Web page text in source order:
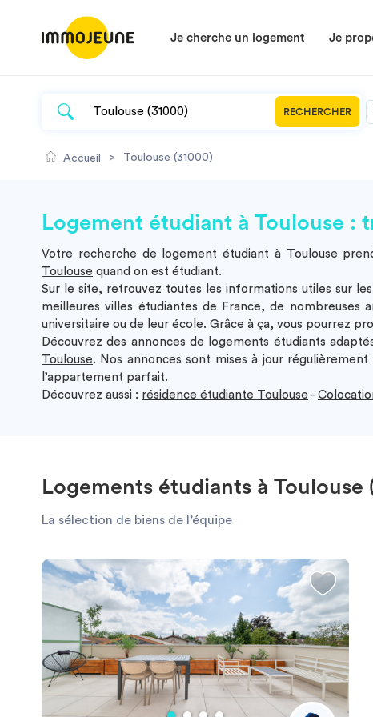
Je cherche un logement Je
RECHERCHER
Accueil > Toulouse (31000)
Logement étudiant à Toulouse :
Votre recherche de logement étudiant à Toulouse
Toulouse quand on est étudiant.
Sur le site, retrouvez toutes les informations utiles sur
meilleures villes étudiantes de France, de
universitaire ou de leur école. Grâce à ça, vous pourrez
Découvrez des annonces de logements étudiants
Toulouse. Nos annonces sont mises à jour
l’appartement parfait.
Découvrez aussi : résidence étudiante Toulouse -
Logements étudiants à Toulouse
La sélection de biens de l’équipe